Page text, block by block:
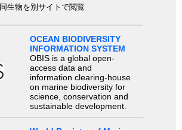
同生物を別サイトで閲覧
OCEAN BIODIVERSITY
INFORMATION SYSTEM
OBIS is a global open-
access data and
information clearing-house
on marine biodiversity for
science, conservation and
sustainable development.